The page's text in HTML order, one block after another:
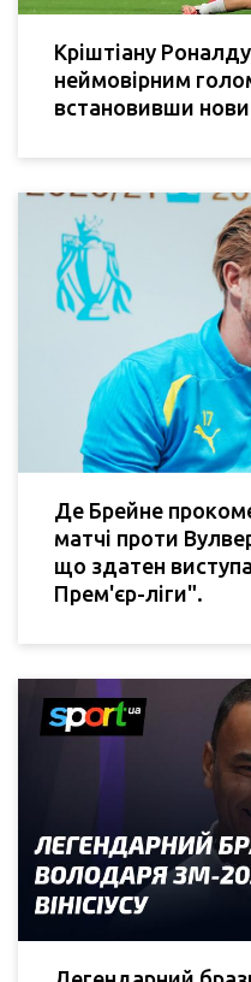
Кріштіану
неймовірним голом
встановивши
Де Брейне
матчі проти
що здатен
Прем'єр-ліги".